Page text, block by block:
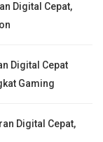
Digital Cepat,
Digital Cepat
Gaming
Digital Cepat,